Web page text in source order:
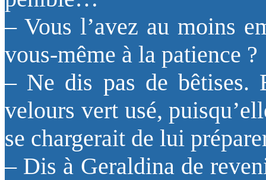
– Vous l’avez au moins
vous-même à la patience ?
– Ne dis pas de bêtises.
velours vert usé,
se chargerait de lui
– Dis à Geraldina de